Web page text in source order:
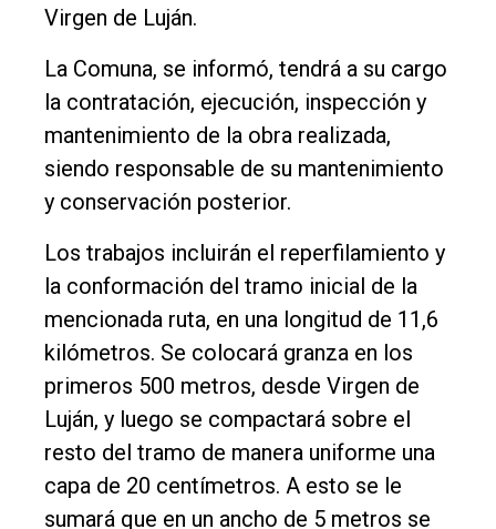
Virgen de Luján.
La Comuna, se informó, tendrá a su cargo
la contratación, ejecución, inspección y
mantenimiento de la obra realizada,
siendo responsable de su mantenimiento
y conservación posterior.
Los trabajos incluirán el reperfilamiento y
la conformación del tramo inicial de la
mencionada ruta, en una longitud de 11,6
kilómetros. Se colocará granza en los
primeros 500 metros, desde Virgen de
Luján, y luego se compactará sobre el
resto del tramo de manera uniforme una
capa de 20 centímetros. A esto se le
sumará que en un ancho de 5 metros se